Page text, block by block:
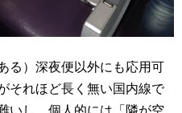
る）深夜便以外にも応用可
それほど長く無い国内線で